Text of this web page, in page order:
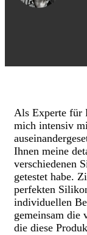
Als Experte für
mich intensiv
Ihnen meine
verschiedenen
getestet habe.
perfekten
individuellen
gemeinsam die
die diese